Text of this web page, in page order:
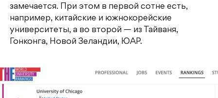
замечается. При этом в первой сотне есть,
например, китайские и южнокорейские
университеты, а во второй — из Тайваня,
Гонконга, Новой Зеландии, ЮАР.